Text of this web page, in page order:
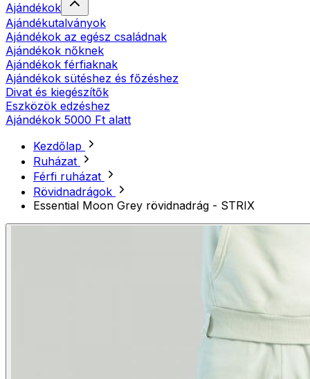
Ajándékok
Ajándékutalványok
Ajándékok az egész családnak
Ajándékok nőknek
Ajándékok férfiaknak
Ajándékok sütéshez és főzéshez
Divat és kiegészítők
Eszközök edzéshez
Ajándékok 5000 Ft alatt
Kezdőlap
Ruházat
Férfi ruházat
Rövidnadrágok
Essential Moon Grey rövidnadrág - STRIX